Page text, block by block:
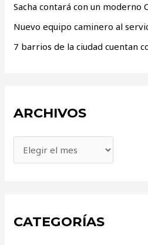
Sacha contará con un moderno
Nuevo equipo caminero al
7 barrios de la ciudad cuentan
ARCHIVOS
CATEGORÍAS